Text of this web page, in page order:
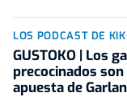
LOS PODCAST DE
GUSTOKO | Los
precocinados
apuesta de Garlan